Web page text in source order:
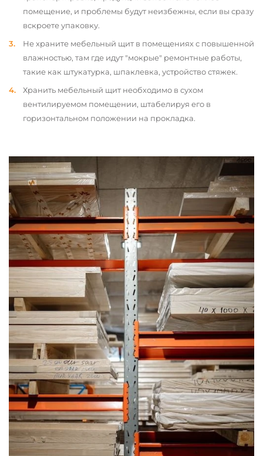
помещение, и проблемы будут неизбежны, если вы сразу
вскроете упаковку.
Не храните мебельный щит в помещениях с повышенной
влажностью, там где идут "мокрые" ремонтные работы,
такие как штукатурка, шпаклевка, устройство стяжек.
Хранить мебельный щит необходимо в сухом
вентилируемом помещении, штабелируя его в
горизонтальном положении на прокладка.